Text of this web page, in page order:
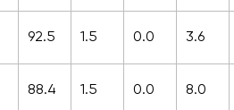
92.5 1.5 0.0 3.6
88.4 1.5 0.0 8.0